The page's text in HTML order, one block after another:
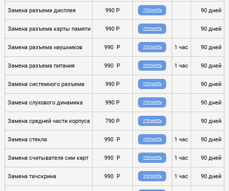
Замена разъема дисплея 990 P УТОЧНИТЬ 90 дней
Замена разъема карты памяти 990 P УТОЧНИТЬ 90 дней
Замена разъема наушников 990 P УТОЧНИТЬ 1 час 90 дней
Замена разъема питания 990 P УТОЧНИТЬ 1 час 90 дней
Замена системного разъема 990 P УТОЧНИТЬ 90 дней
Замена слухового динамика 990 P УТОЧНИТЬ 90 дней
Замена средней части корпуса 790 P УТОЧНИТЬ 90 дней
Замена стекла 990 P УТОЧНИТЬ 1 час 90 дней
Замена считывателя сим карт 990 P УТОЧНИТЬ 1 час 90 дней
Замена тачскрина 990 P УТОЧНИТЬ 1 час 90 дней